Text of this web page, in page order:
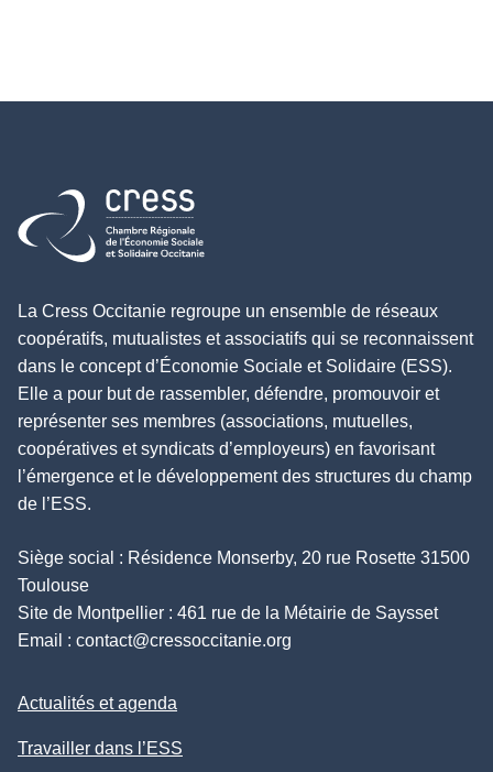
Retour à l'accueil
La Cress Occitanie regroupe un ensemble de réseaux
coopératifs, mutualistes et associatifs qui se reconnaissent
dans le concept d’Économie Sociale et Solidaire (ESS).
Elle a pour but de rassembler, défendre, promouvoir et
représenter ses membres (associations, mutuelles,
coopératives et syndicats d’employeurs) en favorisant
l’émergence et le développement des structures du champ
de l’ESS.
Siège social : Résidence Monserby, 20 rue Rosette 31500
Toulouse
Site de Montpellier : 461 rue de la Métairie de Saysset
Email : contact@cressoccitanie.org
Actualités et agenda
Travailler dans l’ESS